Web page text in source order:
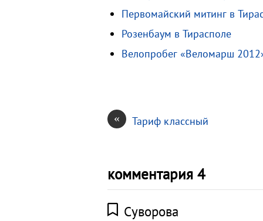
s
k
R
а
т
Первомайский митинг в
Розенбаум в Тирасполе
Велопробег «Веломарш
« Тариф классный
комментария 4
Суворова